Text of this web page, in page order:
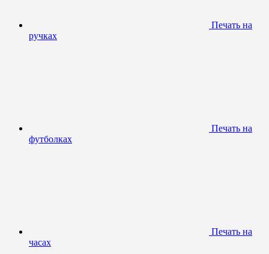
Печать на
ручках
Печать на
футболках
Печать на
часах